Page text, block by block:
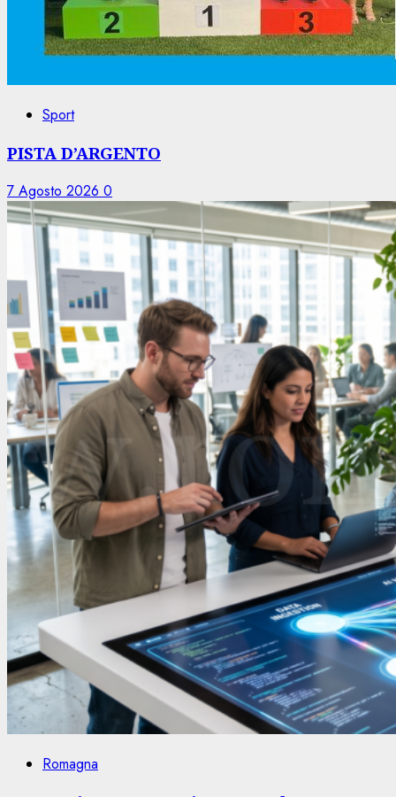
Sport
PISTA D’ARGENTO
7 Agosto 2026 0
Romagna